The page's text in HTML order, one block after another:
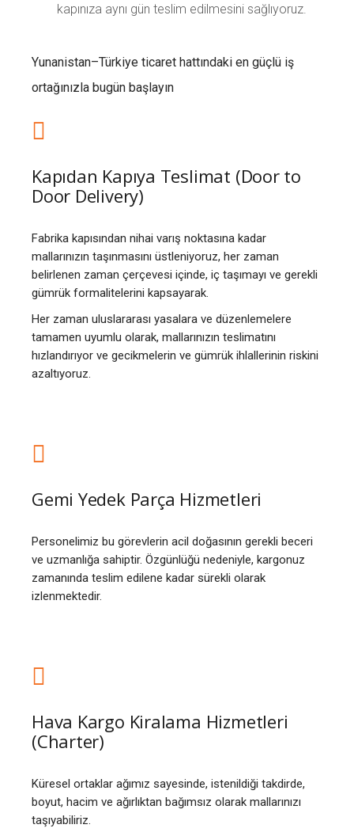
kapınıza aynı gün teslim edilmesini sağlıyoruz.
Yunanistan–Türkiye ticaret hattındaki en güçlü iş
ortağınızla bugün başlayın
Kapıdan Kapıya Teslimat (Door to
Door Delivery)
Fabrika kapısından nihai varış noktasına kadar
mallarınızın taşınmasını üstleniyoruz, her zaman
belirlenen zaman çerçevesi içinde, iç taşımayı ve gerekli
gümrük formalitelerini kapsayarak.
Her zaman uluslararası yasalara ve düzenlemelere
tamamen uyumlu olarak, mallarınızın teslimatını
hızlandırıyor ve gecikmelerin ve gümrük ihlallerinin riskini
azaltıyoruz.
Gemi Yedek Parça Hizmetleri
Personelimiz bu görevlerin acil doğasının gerekli beceri
ve uzmanlığa sahiptir. Özgünlüğü nedeniyle, kargonuz
zamanında teslim edilene kadar sürekli olarak
izlenmektedir.
Hava Kargo Kiralama Hizmetleri
(Charter)
Küresel ortaklar ağımız sayesinde, istenildiği takdirde,
boyut, hacim ve ağırlıktan bağımsız olarak mallarınızı
taşıyabiliriz.